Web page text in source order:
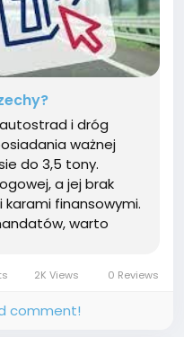
i dróg
ważnej
do 3,5 tony.
a jej brak
karami finansowymi.
warto
2K Views 0 Reviews
comment!